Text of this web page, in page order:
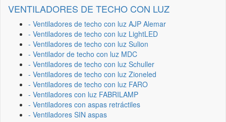
VENTILADORES DE TECHO CON LUZ
- Ventiladores de techo con luz AJP Alemar
- Ventiladores de techo con luz LightLED
- Ventiladores de techo con luz Sulion
- Ventilador de techo con luz MDC
- Ventiladores de techo con luz Schuller
- Ventiladores de techo con luz Zioneled
- Ventiladores de techo con luz FARO
- Ventiladores con luz FABRILAMP
- Ventiladores con aspas retráctiles
- Ventiladores SIN aspas